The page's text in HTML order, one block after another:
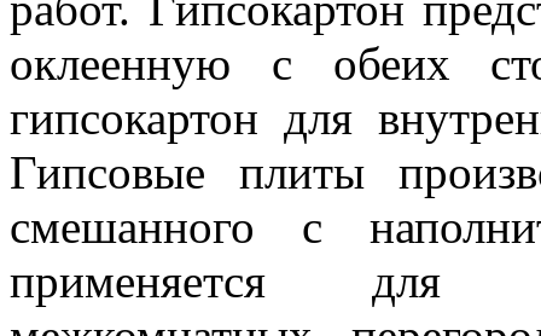
оклеенную с обеих
гипсокартон для
Гипсовые плиты
смешанного с
применяется для